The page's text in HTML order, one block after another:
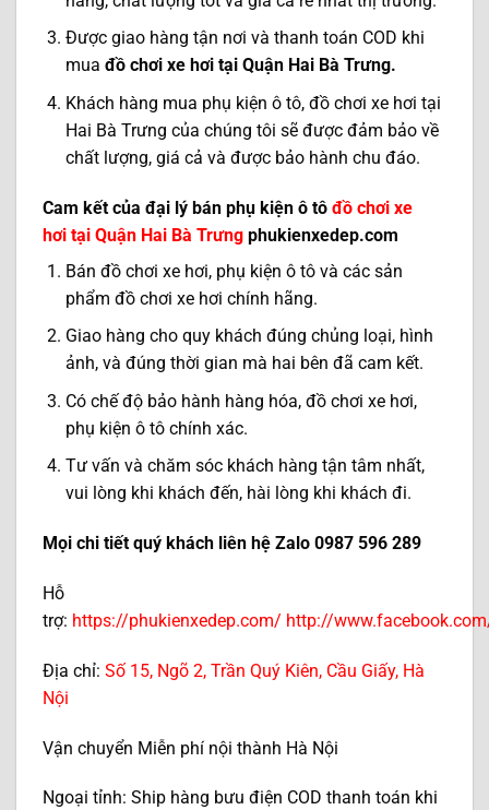
Được giao hàng tận nơi và thanh toán COD khi
mua đồ chơi xe hơi tại Quận Hai Bà Trưng.
Khách hàng mua phụ kiện ô tô, đồ chơi xe hơi tại
Hai Bà Trưng của chúng tôi sẽ được đảm bảo về
chất lượng, giá cả và được bảo hành chu đáo.
Cam kết của đại lý bán phụ kiện ô tô đồ chơi xe
hơi tại Quận Hai Bà Trưng phukienxedep.com
Bán đồ chơi xe hơi, phụ kiện ô tô và các sản
phẩm đồ chơi xe hơi chính hãng.
Giao hàng cho quy khách đúng chủng loại, hình
ảnh, và đúng thời gian mà hai bên đã cam kết.
Có chế độ bảo hành hàng hóa, đồ chơi xe hơi,
phụ kiện ô tô chính xác.
Tư vấn và chăm sóc khách hàng tận tâm nhất,
vui lòng khi khách đến, hài lòng khi khách đi.
Mọi chi tiết quý khách liên hệ Zalo 0987 596 289
Hỗ
trợ: https://phukienxedep.com/ http://
Địa chỉ: Số 15, Ngõ 2, Trần Quý Kiên, Cầu Giấy, Hà
Nội
Vận chuyển Miễn phí nội thành Hà Nội
Ngoại tỉnh: Ship hàng bưu điện COD thanh toán khi